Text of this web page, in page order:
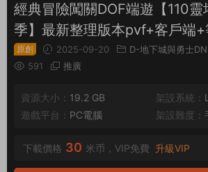
經典冒險闖關DOF端遊【110
季】最新整理版本pvf+客戶端
原創 2025-09-20 D-地下城與勇士
591
推廣
資源大小： 19.2 GB 架設系統：
遊戲平台： PC電腦 架設難度：
下載價格 30 米币，VIP免費 升級VIP